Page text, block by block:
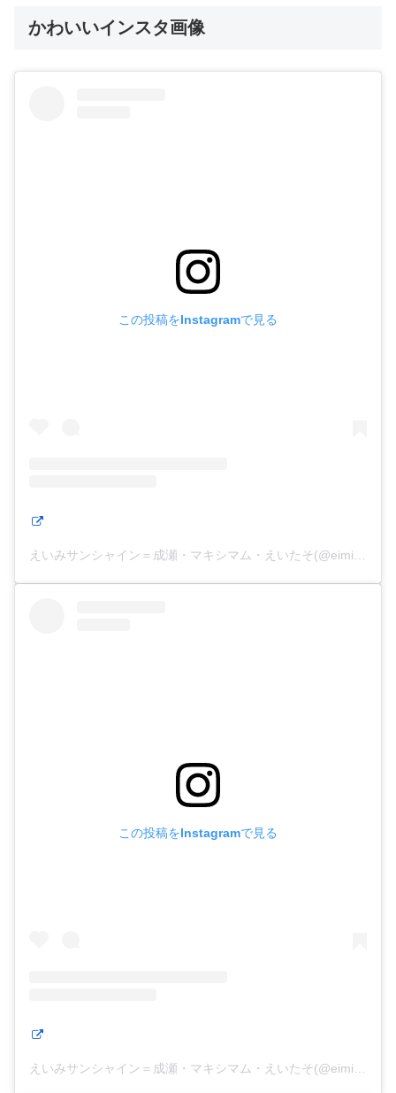
かわいいインスタ画像
この投稿をInstagramで見る
えいみサンシャイン＝成瀬・マキシマム・えいたそ(@eimisunshine)がシェアした投稿
この投稿をInstagramで見る